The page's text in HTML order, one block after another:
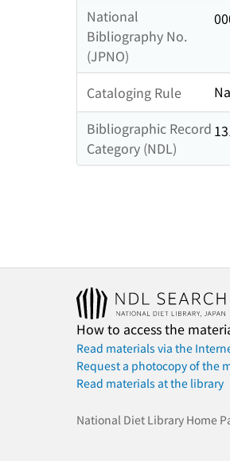
National
Bibliography No.
(JPNO)
Cataloging Rule
Bibliographic Record
Category (NDL)
How to access the
Read materials via the
Request a photocopy of the
Read materials at the library
National Diet Library Home